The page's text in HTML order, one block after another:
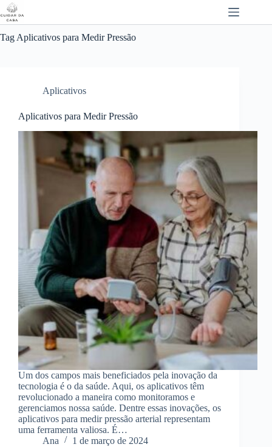
Pular
para
o
conteúdo
Tag Aplicativos para Medir Pressão
Aplicativos
Aplicativos para Medir Pressão
Um dos campos mais beneficiados pela inovação da
tecnologia é o da saúde. Aqui, os aplicativos têm
revolucionado a maneira como monitoramos e
gerenciamos nossa saúde. Dentre essas inovações, os
aplicativos para medir pressão arterial representam
uma ferramenta valiosa. É…
Ana
1 de março de 2024